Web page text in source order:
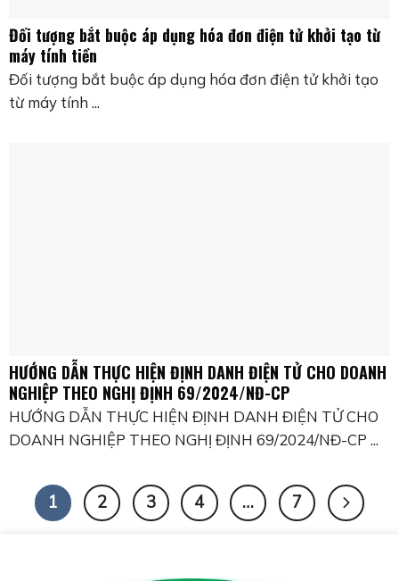
Đối tượng bắt buộc áp dụng hóa đơn điện tử khởi tạo từ
máy tính tiền
Đối tượng bắt buộc áp dụng hóa đơn điện tử khởi tạo
từ máy tính ...
HƯỚNG DẪN THỰC HIỆN ĐỊNH DANH ĐIỆN TỬ CHO DOANH
NGHIỆP THEO NGHỊ ĐỊNH 69/2024/NĐ-CP
HƯỚNG DẪN THỰC HIỆN ĐỊNH DANH ĐIỆN TỬ CHO
DOANH NGHIỆP THEO NGHỊ ĐỊNH 69/2024/NĐ-CP ...
1 2 3 4 … 7